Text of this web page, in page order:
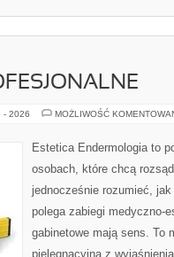
- 2026 MOŻLIWOŚĆ
Estetica Endermologia to
osobach, które chcą
jednocześnie rozumieć,
polega zabiegi medyczno-
gabinetowe mają sens. To
pielęgnacyjną z